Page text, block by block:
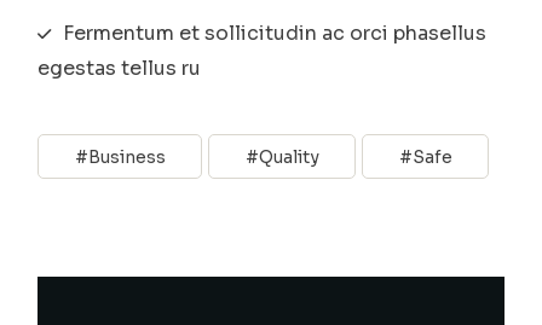
Fermentum et sollicitudin ac orci phasellus
egestas tellus ru
Business Quality Safe